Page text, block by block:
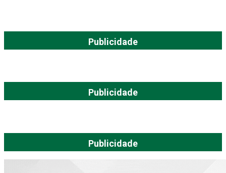
Publicidade
Publicidade
Publicidade